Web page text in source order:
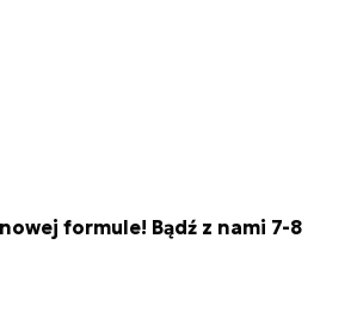
formule! Bądź z nami 7-8